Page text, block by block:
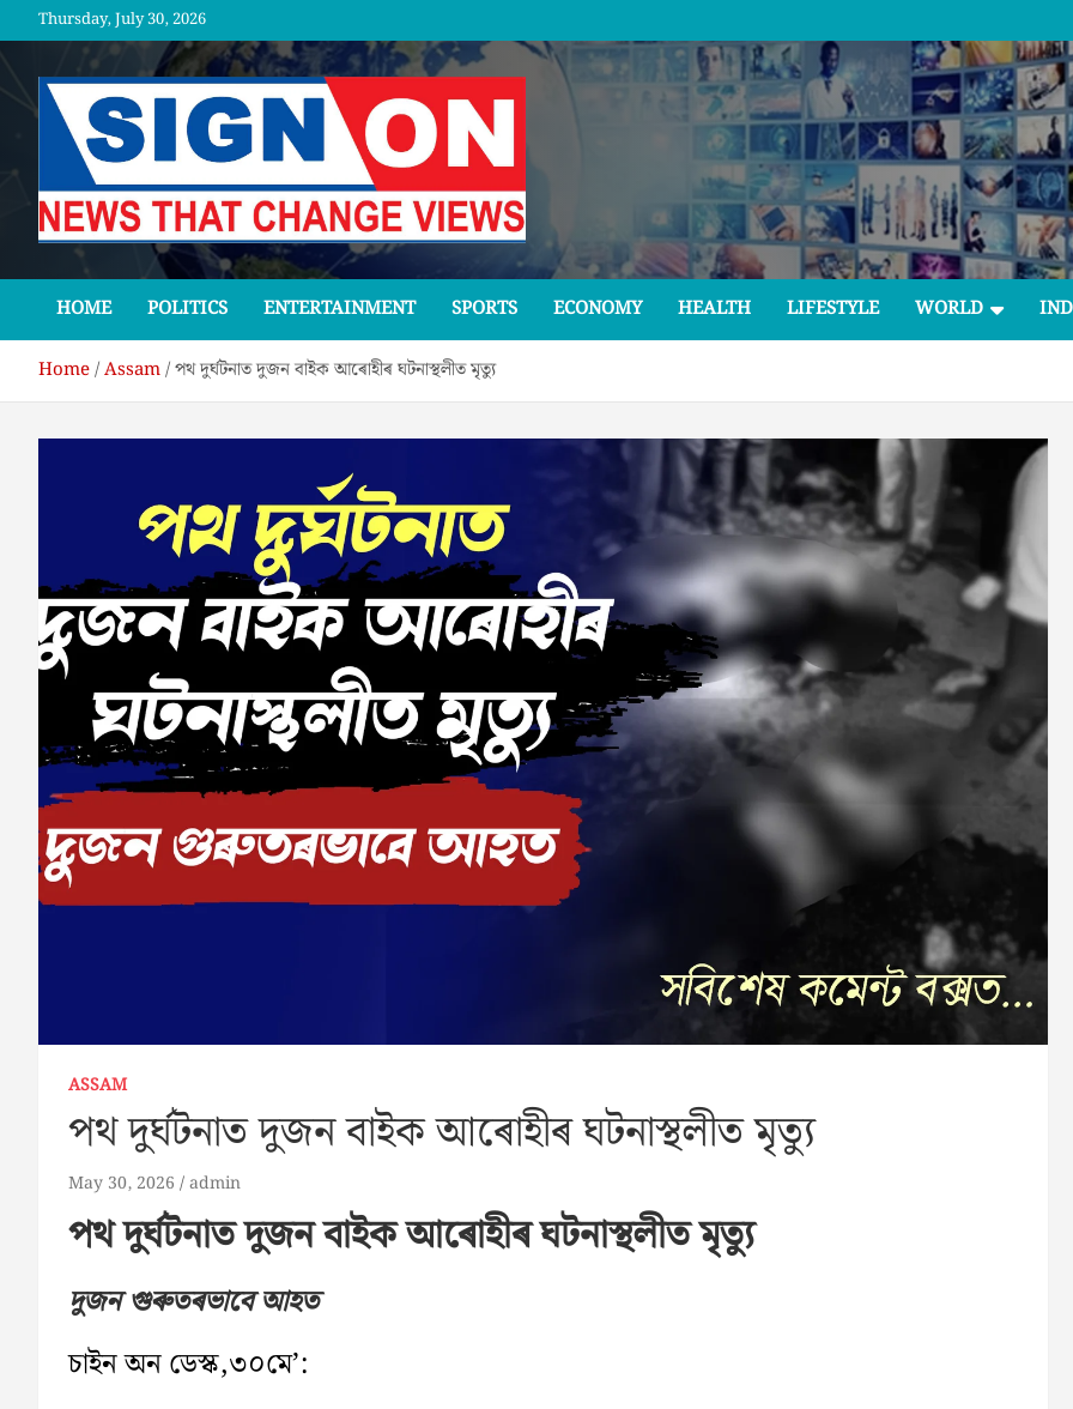
to
Thursday, July 30, 2026
SGNON
HOME POLITICS ENTERTAINMENT SPORTS ECONOMY HEALTH LIFESTYLE WORLD
Home Assam পথ দুৰ্ঘটনাত দুজন বাইক আৰোহীৰ ঘটনাস্থলীত মৃত্যু
ASSAM
পথ দুৰ্ঘটনাত দুজন বাইক আৰোহীৰ ঘটনাস্থলীত মৃত্যু
May 30, 2026 admin
পথ দুৰ্ঘটনাত দুজন বাইক আৰোহীৰ ঘটনাস্থলীত মৃত্যু
দুজন গুৰুতৰভাবে আহত
চাইন অন ডেস্ক,৩০মে’: